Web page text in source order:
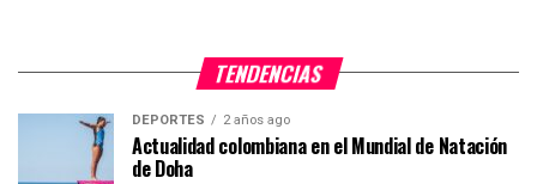
TENDENCIAS
DEPORTES 2 años ago
Actualidad colombiana en el Mundial de Natación
de Doha